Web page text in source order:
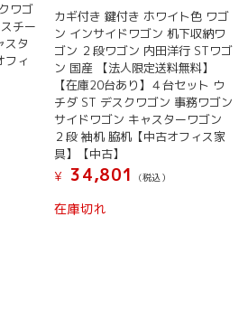
ワゴ
チー
スタ
フィ
カギ付き 鍵付き ホワイト色 ワゴ
ン インサイドワゴン 机下収納ワ
ゴン ２段ワゴン 内田洋行 STワゴ
ン 国産 【法人限定送料無料】
【在庫20台あり】４台セット ウ
チダ ST デスクワゴン 事務ワゴン
サイドワゴン キャスターワゴン
２段 袖机 脇机【中古オフィス家
具】【中古】
¥
34,801 (税込）
在庫切れ